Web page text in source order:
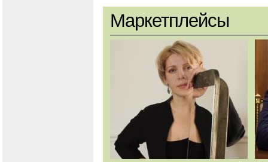
Маркетплейсы